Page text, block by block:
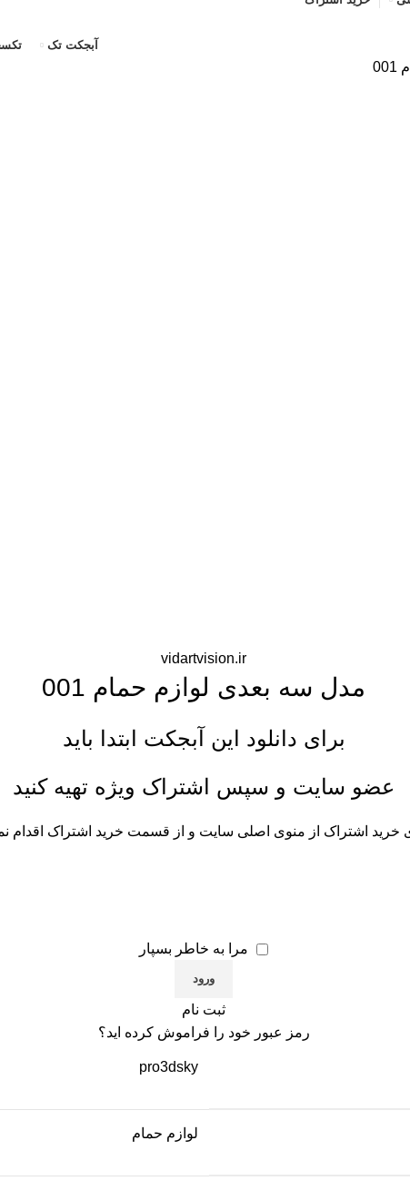
آبجکت تک
vidartvision.ir
مدل سه بعدی لوازم حمام 001
برای دانلود این آبجکت ابتدا باید
عضو سایت و سپس اشتراک ویژه تهیه کنید
خرید اشتراک از منوی اصلی سایت و از قسمت خرید اشتراک اقدام
مرا به خاطر بسپار
ثبت نام
رمز عبور خود را فراموش کرده اید؟
pro3dsky
لوازم حمام